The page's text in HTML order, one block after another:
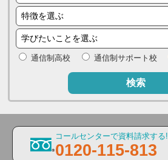
通信制高校 通信制サポート校
検索
コールセンターで資料請求する!
0120-115-813